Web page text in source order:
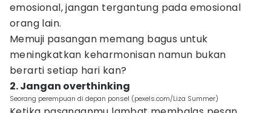
emosional, jangan tergantung pada emosional
orang lain.
Memuji pasangan memang bagus untuk
meningkatkan keharmonisan namun bukan
berarti setiap hari kan?
2. Jangan overthinking
Seorang perempuan di depan ponsel (pexels.com/Liza Summer)